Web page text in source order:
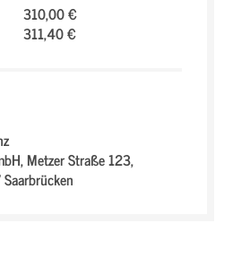
310,00 €
311,40 €
Metzer Straße 123,